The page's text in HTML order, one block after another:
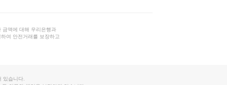
금액에 대해 우리은행과
여 안전거래를 보장하고
있습니다.